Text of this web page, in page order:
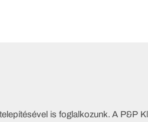
is foglalkozunk. A P&P